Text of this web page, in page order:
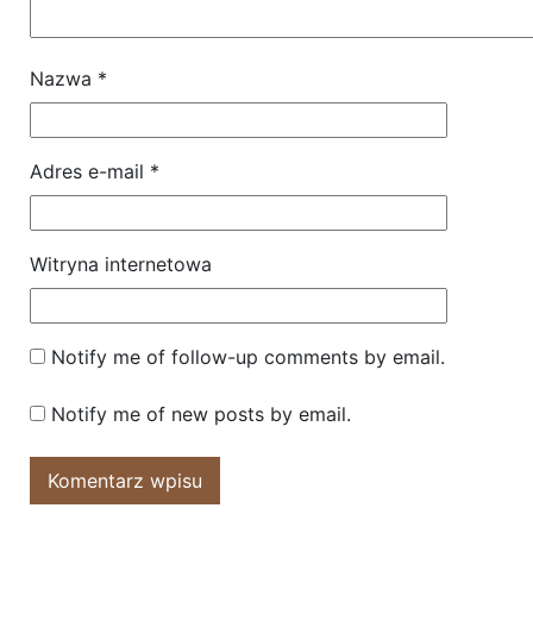
Nazwa *
Adres e-mail *
Witryna internetowa
Notify me of follow-up comments by email.
Notify me of new posts by email.